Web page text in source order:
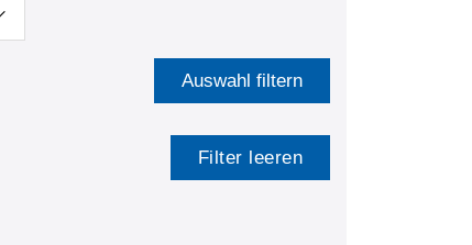
Auswahl filtern
Filter leeren